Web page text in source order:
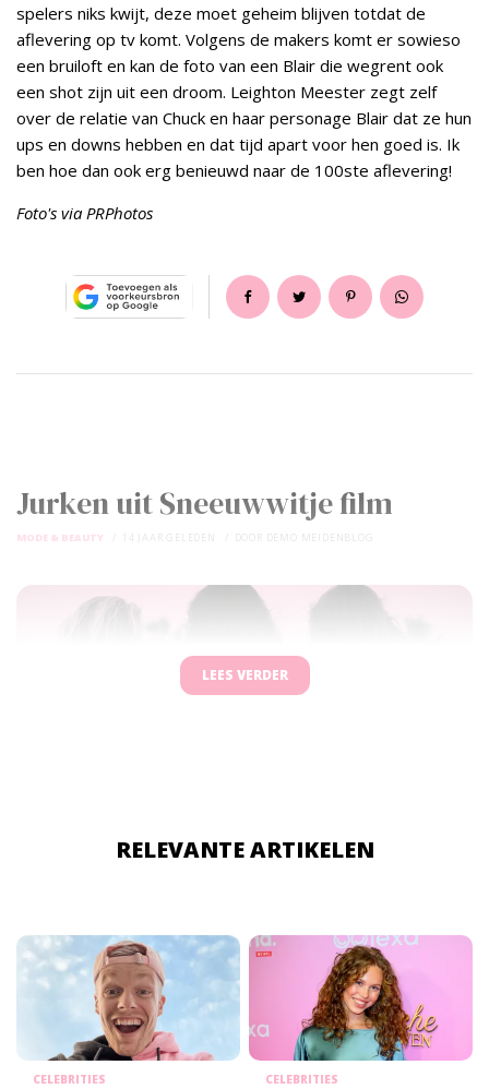
spelers niks kwijt, deze moet geheim blijven totdat de
aflevering op tv komt. Volgens de makers komt er sowieso
een bruiloft en kan de foto van een Blair die wegrent ook
een shot zijn uit een droom. Leighton Meester zegt zelf
over de relatie van Chuck en haar personage Blair dat ze hun
ups en downs hebben en dat tijd apart voor hen goed is. Ik
ben hoe dan ook erg benieuwd naar de 100ste aflevering!
Foto's via PRPhotos
Jurken uit Sneeuwwitje film
MODE & BEAUTY
LEES VERDER
RELEVANTE ARTIKELEN
CELEBRITIES CELEBRITIES